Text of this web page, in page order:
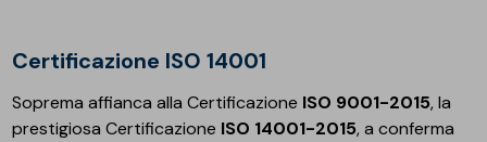
Certificazione ISO 14001
Soprema affianca alla Certificazione ISO 9001-2015, la
prestigiosa Certificazione ISO 14001-2015, a conferma